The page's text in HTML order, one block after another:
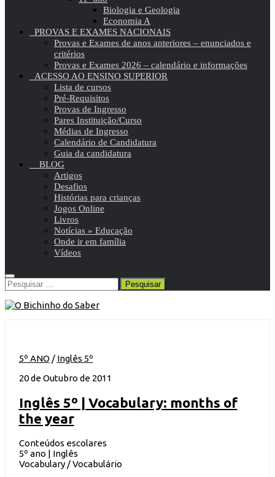
Biologia e Geologia
Economia A
PROVAS E EXAMES NACIONAIS
Provas e Exames de anos anteriores – enunciados e
critérios
Provas e Exames 2026 – calendário e informações
ACESSO AO ENSINO SUPERIOR
Lista de cursos
Pré-Requisitos
Provas de Ingresso
Pares Instituição/Curso
Médias de Ingresso
Calendário de Candidatura
Guia da candidatura
BLOG
Artigos
Desafios
Histórias para crianças
Jogos Online
Livros
Notícias » Educação
Onde ir em família
Vídeos
Pesquisar
por:
5º ANO / Inglês 5º
20 de Outubro de 2011
Inglês 5º | Vocabulary: months of
the year
Conteúdos escolares
5º ano | Inglês
Vocabulary / Vocabulário